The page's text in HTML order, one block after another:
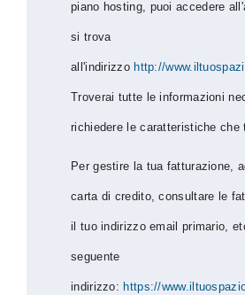
piano hosting, puoi accedere
si trova
all'indirizzo http://
Troverai tutte le informazioni
richiedere le caratteristiche che
Per gestire la tua fatturazione,
carta di credito, consultare le
il tuo indirizzo email primario,
seguente
indirizzo: https://